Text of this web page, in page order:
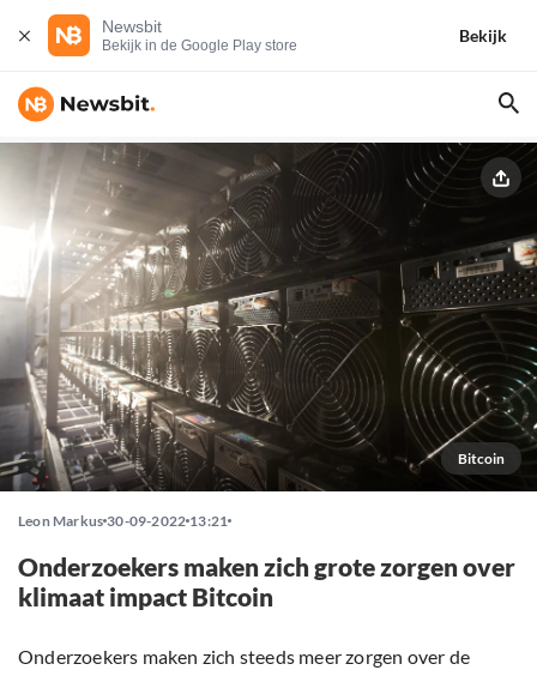
Newsbit
Bekijk in de Google Play store
Bekijk
Bitcoin
Leon Markus 30-09-2022 13:21
Onderzoekers maken zich grote zorgen over
klimaat impact Bitcoin
Onderzoekers maken zich steeds meer zorgen over de